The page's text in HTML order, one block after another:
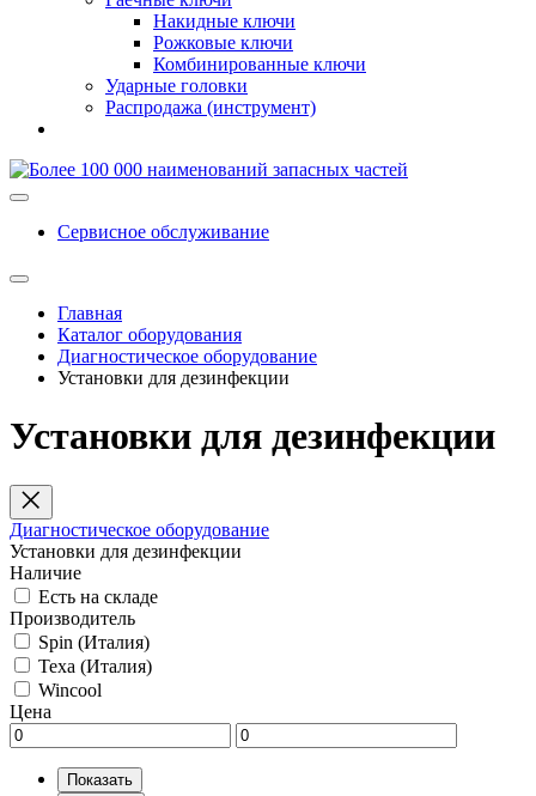
Накидные ключи
Рожковые ключи
Комбинированные ключи
Ударные головки
Распродажа (инструмент)
Сервисное обслуживание
Главная
Каталог оборудования
Диагностическое оборудование
Установки для дезинфекции
Установки для дезинфекции
Диагностическое оборудование
Установки для дезинфекции
Наличие
Есть на складе
Производитель
Spin (Италия)
Texa (Италия)
Wincool
Цена